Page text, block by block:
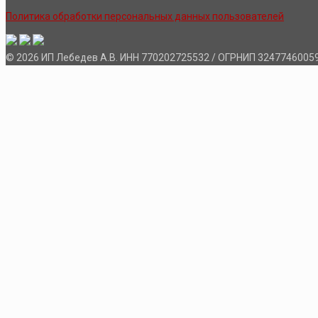
Политика обработки персональных данных пользователей
© 2026 ИП Лебедев А.В. ИНН 770202725532 / ОГРНИП